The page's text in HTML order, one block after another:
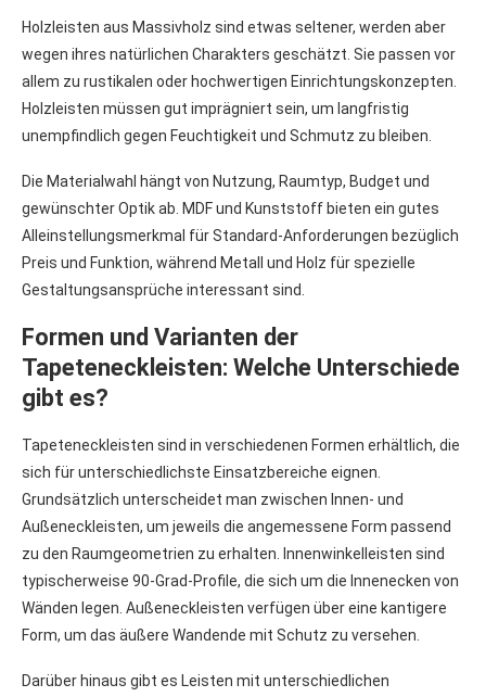
Holzleisten aus Massivholz sind etwas seltener, werden aber
wegen ihres natürlichen Charakters geschätzt. Sie passen vor
allem zu rustikalen oder hochwertigen Einrichtungskonzepten.
Holzleisten müssen gut imprägniert sein, um langfristig
unempfindlich gegen Feuchtigkeit und Schmutz zu bleiben.
Die Materialwahl hängt von Nutzung, Raumtyp, Budget und
gewünschter Optik ab. MDF und Kunststoff bieten ein gutes
Alleinstellungsmerkmal für Standard-Anforderungen bezüglich
Preis und Funktion, während Metall und Holz für spezielle
Gestaltungsansprüche interessant sind.
Formen und Varianten der
Tapeteneckleisten: Welche Unterschiede
gibt es?
Tapeteneckleisten sind in verschiedenen Formen erhältlich, die
sich für unterschiedlichste Einsatzbereiche eignen.
Grundsätzlich unterscheidet man zwischen Innen- und
Außeneckleisten, um jeweils die angemessene Form passend
zu den Raumgeometrien zu erhalten. Innenwinkelleisten sind
typischerweise 90-Grad-Profile, die sich um die Innenecken von
Wänden legen. Außeneckleisten verfügen über eine kantigere
Form, um das äußere Wandende mit Schutz zu versehen.
Darüber hinaus gibt es Leisten mit unterschiedlichen